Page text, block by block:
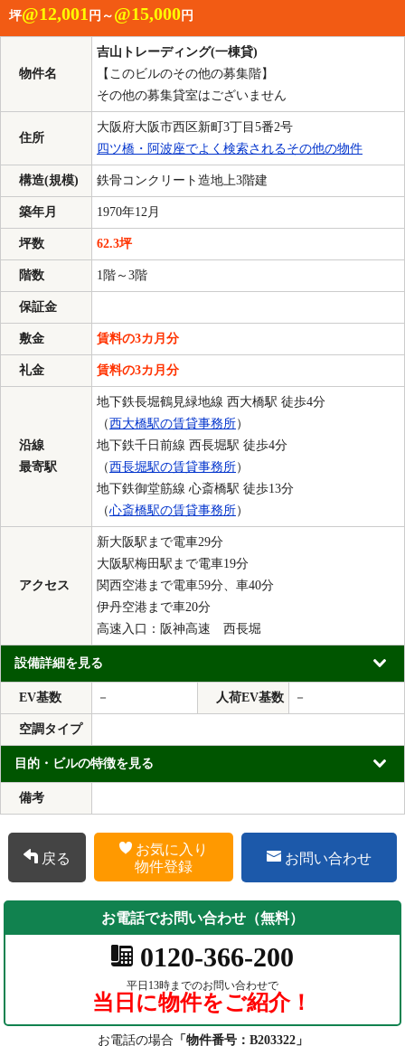
坪@12,001 円～ @15,000 円
物件名
吉山トレーディング(一棟貸)
【このビルのその他の募集階】
その他の募集貸室はございません
住所
大阪府大阪市西区新町3丁目5番2号
四ツ橋・阿波座でよく検索されるその他の物件
構造(規模) 鉄骨コンクリート造地上3階建
築年月 1970年12月
坪数 62.3坪
階数 1階～3階
保証金
敷金 賃料の3カ月分
礼金 賃料の3カ月分
沿線
最寄駅
地下鉄長堀鶴見緑地線 西大橋駅 徒歩4分
（西大橋駅の賃貸事務所）
地下鉄千日前線 西長堀駅 徒歩4分
（西長堀駅の賃貸事務所）
地下鉄御堂筋線 心斎橋駅 徒歩13分
（心斎橋駅の賃貸事務所）
アクセス
新大阪駅まで電車29分
大阪駅梅田駅まで電車19分
関西空港まで電車59分、車40分
伊丹空港まで車20分
高速入口：阪神高速 西長堀
設備詳細を見る
EV基数 － 人荷EV基数 －
空調タイプ
目的・ビルの特徴を見る
備考
戻る
お気に入り
物件登録
お問い合わせ
お電話でお問い合わせ（無料）
0120-366-200
平日13時までのお問い合わせで
当日に物件をご紹介！
お電話の場合 「物件番号：B203322」